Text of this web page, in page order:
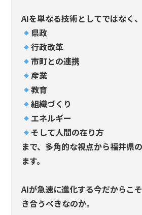
AIを単なる技術としてではなく、
県政
行政改革
市町との連携
産業
教育
組織づくり
エネルギー
そして人間の在り方
まで、多角的な視点から福井県
ます。
AIが急速に進化する今だからこ
き合うべきなのか。